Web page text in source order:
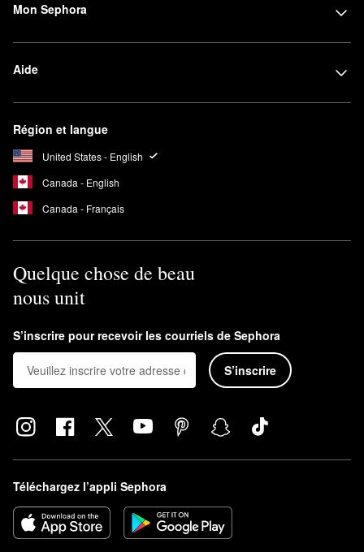
Mon Sephora
Aide
Région et langue
United States - English
Canada - English
Canada - Français
Quelque chose de beau
nous unit
S’inscrire pour recevoir les courriels de Sephora
S’inscrire
Téléchargez l’appli Sephora